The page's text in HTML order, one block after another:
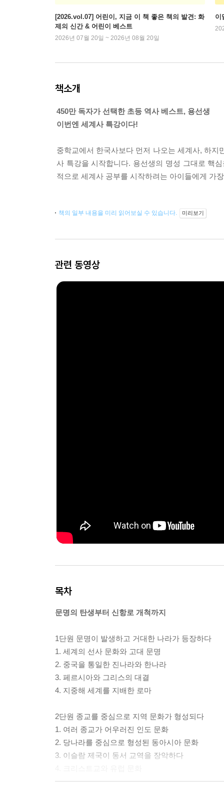
[2026.vol.07] 어린이, 지금 이 책 좋은 책의 발견: 화
제의 신간 & 어린이 베스트
2026년 07월 20일 ~ 2026년 08월 20일
이
책소개
450만 독자가 선택한 초등 역사 베스트, 용선생
이번엔 세계사 특강이다!
중학교에서 한국사보다 먼저 나오는 세계사, 하
사 특강을 시작합니다. 용선생의 명성 그대로 핵
적으로 세계사 공부를 시작하려는 아이들에게 가
책의 일부 내용을 미리 읽어보실 수 있습니다. 미리보기
관련 동영상
목차
문명의 탄생부터 신항로 개척까지
1단원 문명이 발생하고 거대한 나라가 등장하다
1. 세계의 선사 문화와 고대 문명
2. 중국을 통일한 진나라와 한나라
3. 페르시아와 그리스의 대결
4. 지중해 세계를 지배한 로마
2단원 종교를 중심으로 지역 문화가 형성되다
1. 여러 종교가 어우러진 인도 문화
2. 당나라를 중심으로 형성된 동아시아 문화
3. 이슬람 제국이 동서 교역을 장악하다